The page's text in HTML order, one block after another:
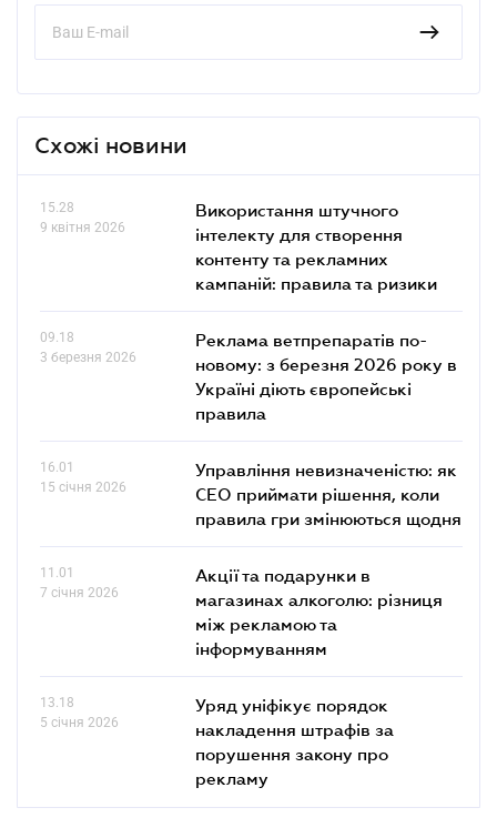
Схожі новини
15.28
9 квітня 2026
Використання штучного
інтелекту для створення
контенту та рекламних
кампаній: правила та ризики
09.18
3 березня 2026
Реклама ветпрепаратів по-
новому: з березня 2026 року в
Україні діють європейські
правила
16.01
15 січня 2026
Управління невизначеністю: як
СЕО приймати рішення, коли
правила гри змінюються щодня
11.01
7 січня 2026
Акції та подарунки в
магазинах алкоголю: різниця
між рекламою та
інформуванням
13.18
5 січня 2026
Уряд уніфікує порядок
накладення штрафів за
порушення закону про
рекламу